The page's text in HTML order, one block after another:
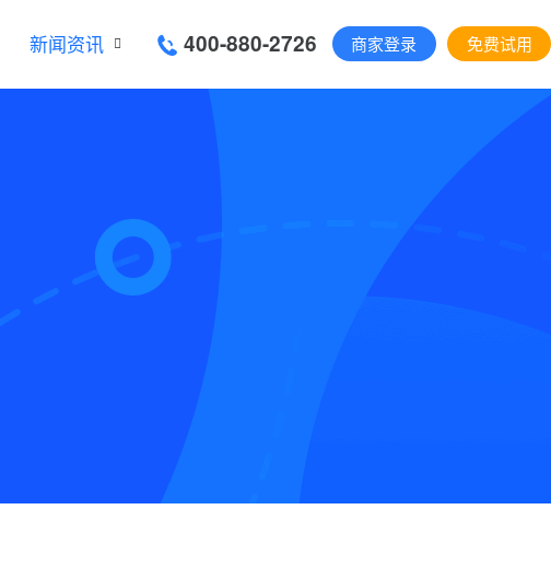
新闻资讯 400-880-2726 商家登录 免费试用